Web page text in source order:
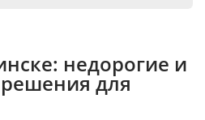
недорогие и
для